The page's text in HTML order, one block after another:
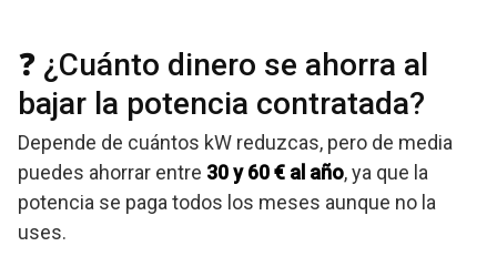
❓ ¿Cuánto dinero se ahorra al
bajar la potencia contratada?
Depende de cuántos kW reduzcas, pero de media
puedes ahorrar entre 30 y 60 € al año, ya que la
potencia se paga todos los meses aunque no la
uses.